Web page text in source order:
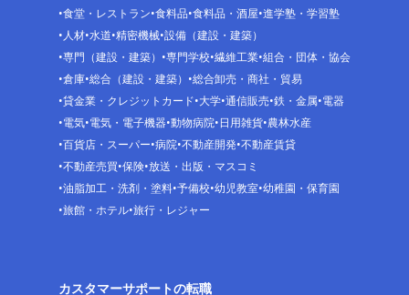
食堂・レストラン 食料品 食料品・酒屋 進学塾・学習塾
人材 水道 精密機械 設備（建設・建築）
専門（建設・建築）
専門学校 繊維工業 組合・団体・協会
倉庫 総合（建設・建築）
総合卸売・商社・貿易
貸金業・クレジットカード 大学 通信販売 鉄・金属 電器
電気 電気・電子機器 動物病院 日用雑貨 農林水産
百貨店・スーパー 病院 不動産開発 不動産賃貸
不動産売買 保険 放送・出版・マスコミ
油脂加工・洗剤・塗料 予備校 幼児教室 幼稚園・保育園
旅館・ホテル 旅行・レジャー
カスタマーサポートの転職